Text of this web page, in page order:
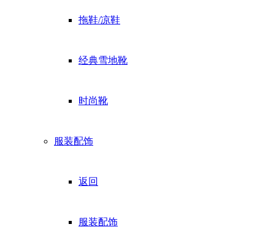
拖鞋/凉鞋
经典雪地靴
时尚靴
服装配饰
返回
服装配饰